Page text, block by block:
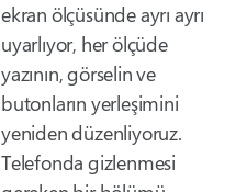
ekran ölçüsünde ayrı ayrı
uyarlıyor, her ölçüde
yazının, görselin ve
butonların yerleşimini
yeniden düzenliyoruz.
Telefonda gizlenmesi